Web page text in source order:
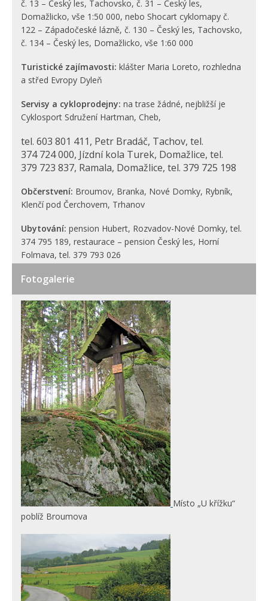
č. 13 – Český les, Tachovsko, č. 31 – Český les,
Domažlicko, vše 1:50 000, nebo Shocart cyklomapy č.
122 – Západočeské lázně, č. 130 – Český les, Tachovsko,
č. 134 – Český les, Domažlicko, vše 1:60 000
Turistické zajímavosti: klášter Maria Loreto, rozhledna
a střed Evropy Dyleň
Servisy a cykloprodejny: na trase žádné, nejbližší je
Cyklosport Sdružení Hartman, Cheb,
tel. 603 801 411, Petr Bradáč, Tachov, tel.
374 724 000, Jízdní kola Turek, Domažlice, tel.
379 723 837, Ramala, Domažlice, tel. 379 725 198
Občerstvení: Broumov, Branka, Nové Domky, Rybník,
Klenčí pod Čerchovem, Trhanov
Ubytování: pension Hubert, Rozvadov-Nové Domky, tel.
374 795 189, restaurace – pension Český les, Horní
Folmava, tel. 379 793 026
Fotogalerie
Místo „U křížku“
poblíž Broumova